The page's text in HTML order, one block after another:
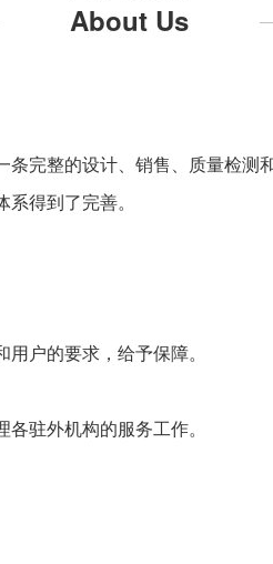
About Us
完整的设计、销售、质量检
得到了完善。
户的要求，给予保障。
驻外机构的服务工作。